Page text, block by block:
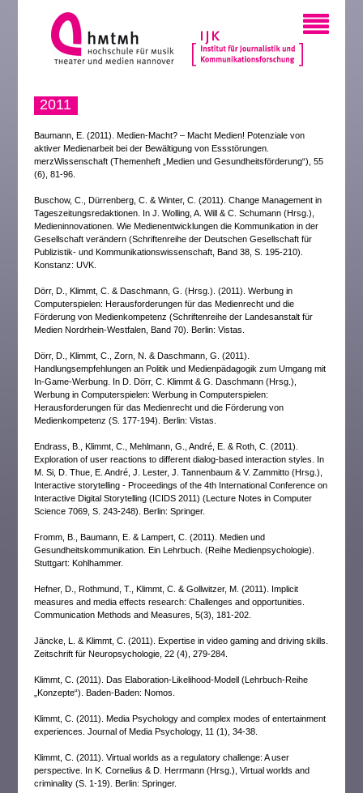
2011
Baumann, E. (2011). Medien-Macht? – Macht Medien! Potenziale von
aktiver Medienarbeit bei der Bewältigung von Essstörungen.
merzWissenschaft (Themenheft „Medien und Gesundheitsförderung“), 55
(6), 81-96.
Buschow, C., Dürrenberg, C. & Winter, C. (2011). Change Management in
Tageszeitungsredaktionen. In J. Wolling, A. Will & C. Schumann (Hrsg.),
Medieninnovationen. Wie Medienentwicklungen die Kommunikation in der
Gesellschaft verändern (Schriftenreihe der Deutschen Gesellschaft für
Publizistik- und Kommunikationswissenschaft, Band 38, S. 195-210).
Konstanz: UVK.
Dörr, D., Klimmt, C. & Daschmann, G. (Hrsg.). (2011). Werbung in
Computerspielen: Herausforderungen für das Medienrecht und die
Förderung von Medienkompetenz (Schriftenreihe der Landesanstalt für
Medien Nordrhein-Westfalen, Band 70). Berlin: Vistas.
Dörr, D., Klimmt, C., Zorn, N. & Daschmann, G. (2011).
Handlungsempfehlungen an Politik und Medienpädagogik zum Umgang mit
In-Game-Werbung. In D. Dörr, C. Klimmt & G. Daschmann (Hrsg.),
Werbung in Computerspielen: Werbung in Computerspielen:
Herausforderungen für das Medienrecht und die Förderung von
Medienkompetenz (S. 177-194). Berlin: Vistas.
Endrass, B., Klimmt, C., Mehlmann, G., André, E. & Roth, C. (2011).
Exploration of user reactions to different dialog-based interaction styles. In
M. Si, D. Thue, E. André, J. Lester, J. Tannenbaum & V. Zammitto (Hrsg.),
Interactive storytelling - Proceedings of the 4th International Conference on
Interactive Digital Storytelling (ICIDS 2011) (Lecture Notes in Computer
Science 7069, S. 243-248). Berlin: Springer.
Fromm, B., Baumann, E. & Lampert, C. (2011). Medien und
Gesundheitskommunikation. Ein Lehrbuch. (Reihe Medienpsychologie).
Stuttgart: Kohlhammer.
Hefner, D., Rothmund, T., Klimmt, C. & Gollwitzer, M. (2011). Implicit
measures and media effects research: Challenges and opportunities.
Communication Methods and Measures, 5(3), 181-202.
Jäncke, L. & Klimmt, C. (2011). Expertise in video gaming and driving skills.
Zeitschrift für Neuropsychologie, 22 (4), 279-284.
Klimmt, C. (2011). Das Elaboration-Likelihood-Modell (Lehrbuch-Reihe
„Konzepte“). Baden-Baden: Nomos.
Klimmt, C. (2011). Media Psychology and complex modes of entertainment
experiences. Journal of Media Psychology, 11 (1), 34-38.
Klimmt, C. (2011). Virtual worlds as a regulatory challenge: A user
perspective. In K. Cornelius & D. Herrmann (Hrsg.), Virtual worlds and
criminality (S. 1-19).Berlin: Springer.